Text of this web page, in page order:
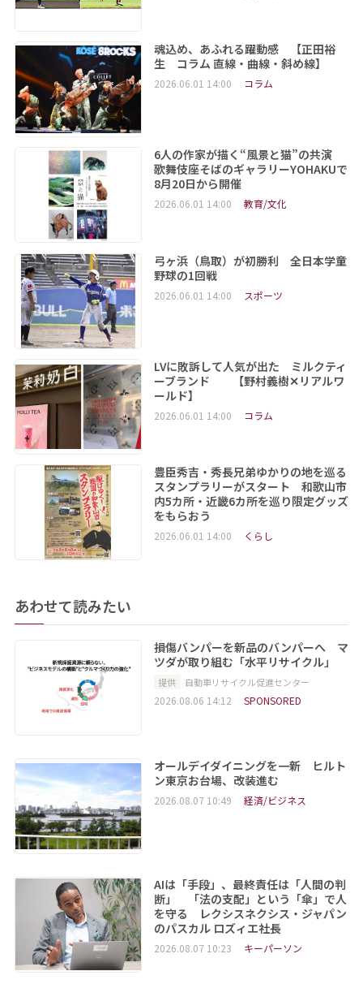
魂込め、あふれる躍動感 【正田裕
生 コラム 直線・曲線・斜め線】
2026.06.01 14:00 コラム
6人の作家が描く“風景と猫”の共演
歌舞伎座そばのギャラリーYOHAKUで
8月20日から開催
2026.06.01 14:00 教育/文化
弓ヶ浜（鳥取）が初勝利 全日本学童
野球の1回戦
2026.06.01 14:00 スポーツ
LVに敗訴して人気が出た ミルクティ
ーブランド 【野村義樹✕リアルワ
ールド】
2026.06.01 14:00 コラム
豊臣秀吉・秀長兄弟ゆかりの地を巡る
スタンプラリーがスタート 和歌山市
内5カ所・近畿6カ所を巡り限定グッズ
をもらおう
2026.06.01 14:00 くらし
あわせて読みたい
損傷バンパーを新品のバンパーへ マ
ツダが取り組む「水平リサイクル」
提供 自動車リサイクル促進センター
2026.08.06 14:12 SPONSORED
オールデイダイニングを一新 ヒルト
ン東京お台場、改装進む
2026.08.07 10:49 経済/ビジネス
AIは「手段」、最終責任は「人間の判
断」 「法の支配」という「傘」で人
を守る レクシスネクシス・ジャパン
のパスカル ロズィエ社長
2026.08.07 10:23 キーパーソン